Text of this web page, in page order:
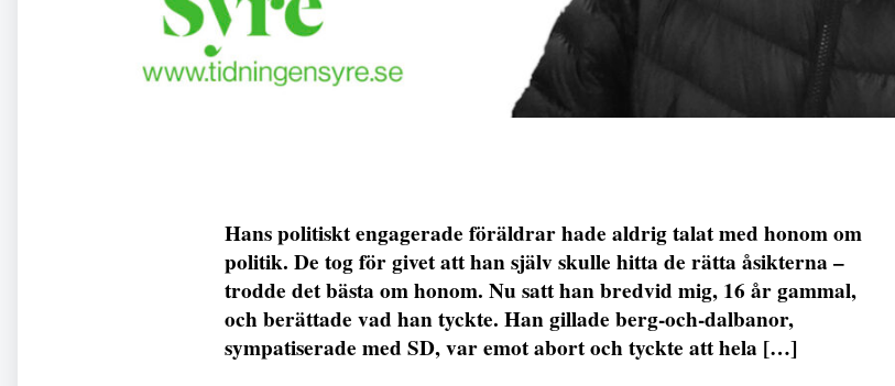
Hans politiskt engagerade föräldrar hade aldrig talat med honom om
politik. De tog för givet att han själv skulle hitta de rätta åsikterna –
trodde det bästa om honom. Nu satt han bredvid mig, 16 år gammal,
och berättade vad han tyckte. Han gillade berg-och-dalbanor,
sympatiserade med SD, var emot abort och tyckte att hela […]